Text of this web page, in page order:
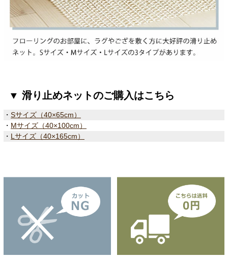
▼ 滑り止めネットのご購入はこちら
・ Sサイズ（40×65cm）
・ Mサイズ（40×100cm）
・ Lサイズ（40×165cm）